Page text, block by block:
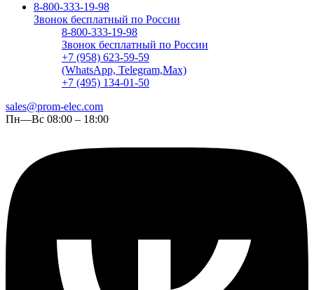
8-800-333-19-98
Звонок бесплатный по России
8-800-333-19-98
Звонок бесплатный по России
+7 (958) 623-59-59
(WhatsApp, Telegram,Max)
+7 (495) 134-01-50
sales@prom-elec.com
Пн—Вс 08:00 – 18:00